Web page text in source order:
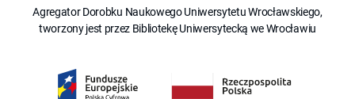
Agregator Dorobku Naukowego Uniwersytetu Wrocławskiego,
tworzony jest przez Bibliotekę Uniwersytecką we Wrocławiu